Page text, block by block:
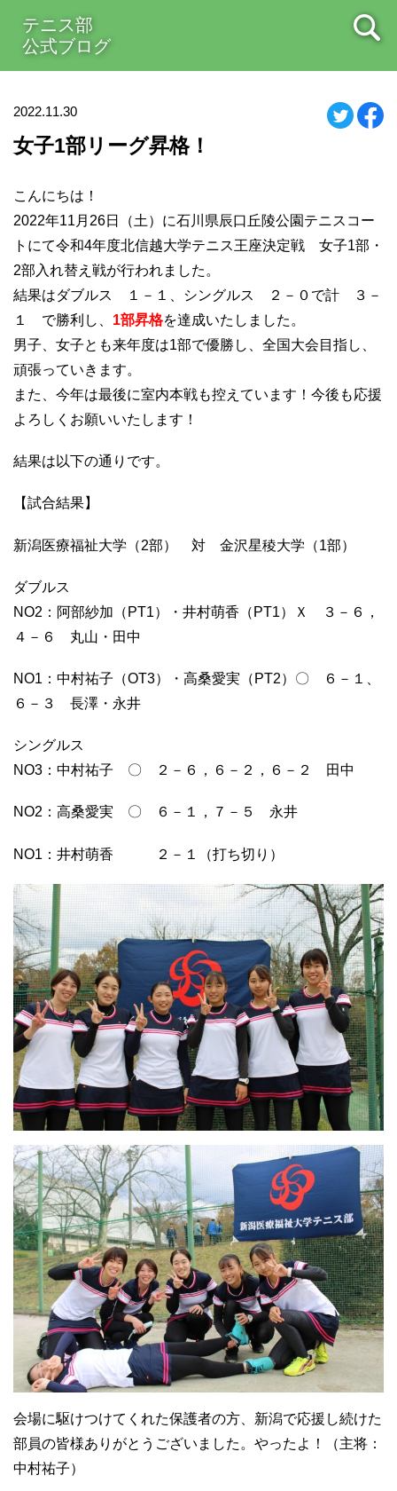
テニス部
公式ブログ
2022.11.30
女子1部リーグ昇格！
こんにちは！
2022年11月26日（土）に石川県辰口丘陵公園テニスコー
トにて令和4年度北信越大学テニス王座決定戦 女子1部・
2部入れ替え戦が行われました。
結果はダブルス １－１、シングルス ２－０で計 ３－
１ で勝利し、 1部昇格を達成いたしました。
男子、女子とも来年度は1部で優勝し、全国大会目指し、
頑張っていきます。
また、今年は最後に室内本戦も控えています！今後も応援
よろしくお願いいたします！
結果は以下の通りです。
【試合結果】
新潟医療福祉大学（2部） 対 金沢星稜大学（1部）
ダブルス
NO2 ：阿部紗加（ PT1）・井村萌香（ PT1）Ｘ ３－６，
４－６ 丸山・田中
NO1 ：中村祐子（OT3）・高桑愛実（ PT2）〇 ６－１、
６－３ 長澤・永井
シングルス
NO3 ：中村祐子 〇 ２－６，６－２，６－２ 田中
NO2 ：高桑愛実 〇 ６－１，７－５ 永井
NO1 ：井村萌香 ２－１（打ち切り）
会場に駆けつけてくれた保護者の方、 新潟で応援し続けた
部員の皆様ありがとうございました。やったよ！（主将：
中村祐子）